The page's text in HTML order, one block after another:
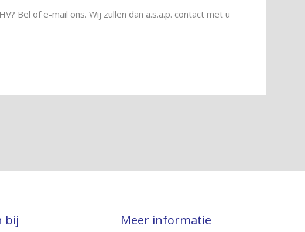
Bel of e-mail ons. Wij zullen dan a.s.a.p. contact met u
bij Meer informatie